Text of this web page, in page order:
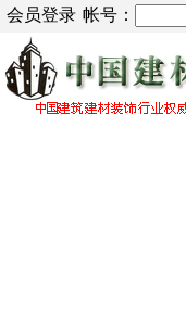
会员登录 帐号：